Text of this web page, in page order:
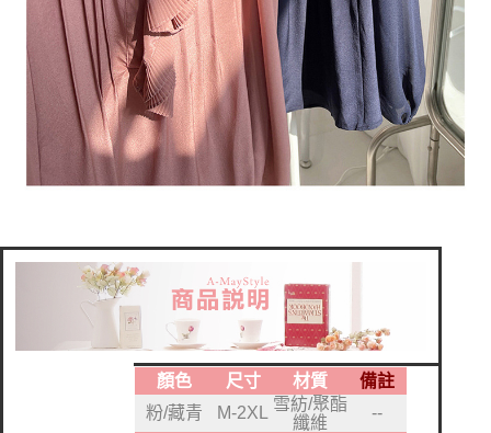
顏色 尺寸 材質
備註
粉/藏青
M-2XL 雪紡/聚酯
纖維
--